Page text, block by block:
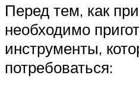
Перед тем, как
необходимо
инструменты,
потребоваться: